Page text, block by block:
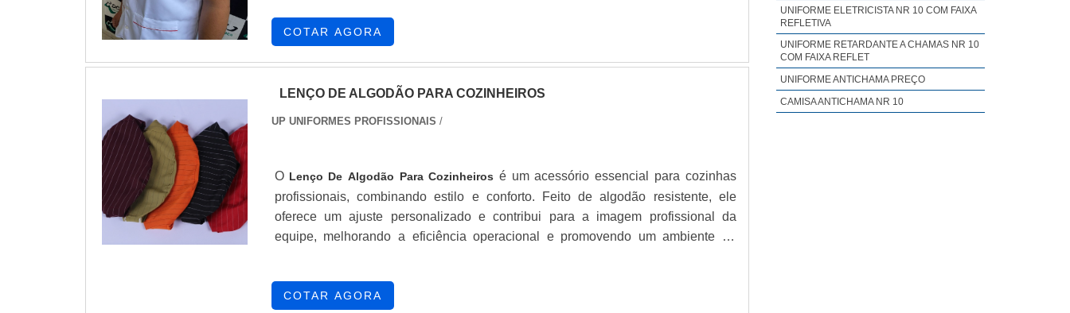
COTAR AGORA
LENÇO DE ALGODÃO PARA COZINHEIROS
UP UNIFORMES PROFISSIONAIS /
O Lenço De Algodão Para Cozinheiros é um acessório essencial para cozinhas
profissionais, combinando estilo e conforto. Feito de algodão resistente, ele
oferece um ajuste personalizado e contribui para a imagem profissional da
equipe, melhorando a eficiência operacional e promovendo um ambiente de
COTAR AGORA
UNIFORME ELETRICISTA NR 10 COM FAIXA
REFLETIVA
UNIFORME RETARDANTE A CHAMAS NR 10
COM FAIXA REFLET
UNIFORME ANTICHAMA PREÇO
CAMISA ANTICHAMA NR 10